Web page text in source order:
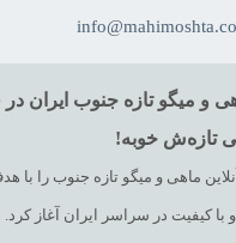
و میگو تازه جنوب ایران در
تازه‌ش خوبه!
ماهی و میگو تازه جنوب را با
با کیفیت در سراسر ایران آغاز کرد.